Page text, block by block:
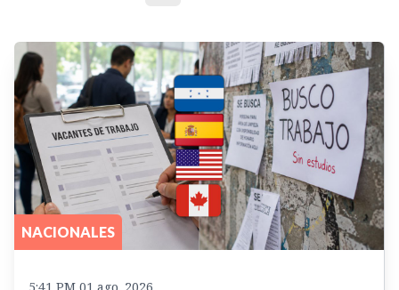
NACIONALES